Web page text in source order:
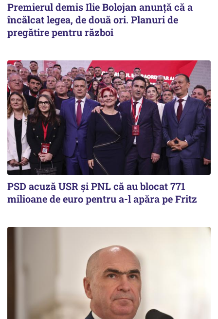
Premierul demis Ilie Bolojan anunță că a
încălcat legea, de două ori. Planuri de
pregătire pentru război
PSD acuză USR și PNL că au blocat 771
milioane de euro pentru a-l apăra pe Fritz